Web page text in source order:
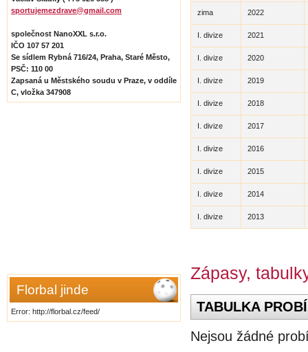
sportujemezdrave@gmail.com
společnost NanoXXL s.r.o.
IČO 107 57 201
Se sídlem Rybná 716/24, Praha, Staré Město,
PSČ: 110 00
Zapsaná u Městského soudu v Praze, v oddíle
C, vložka 347908
Florbal jinde
Error: http://florbal.cz/feed/
zima 2022
I. divize 2021
I. divize 2020
I. divize 2019
I. divize 2018
I. divize 2017
I. divize 2016
I. divize 2015
I. divize 2014
I. divize 2013
Zápasy,
TABULKA
Nejsou žádné